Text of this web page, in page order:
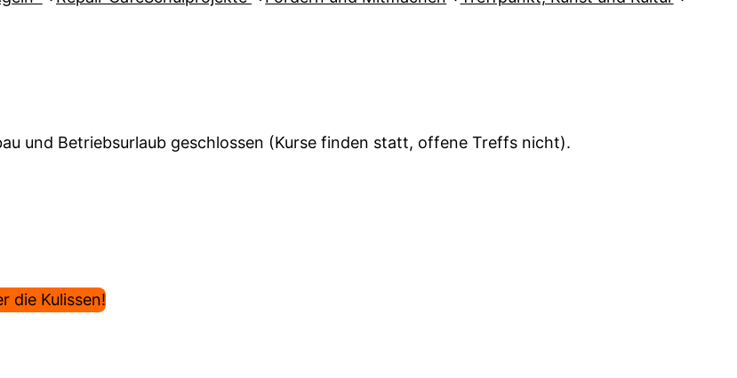
und Betriebsurlaub geschlossen (Kurse finden statt, offene Treffs nicht).
die Kulissen!